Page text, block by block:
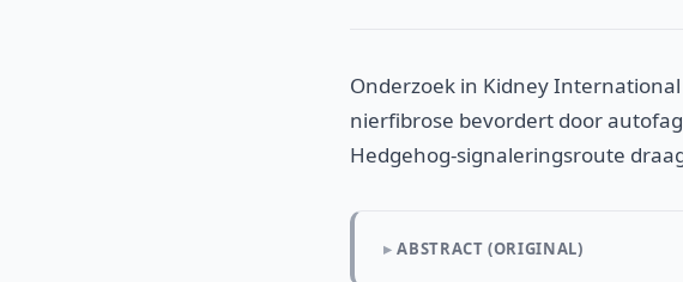
Onderzoek in Kidney
nierfibrose bevordert door
Hedgehog-signaleringsroute
ABSTRACT (ORIGINAL)